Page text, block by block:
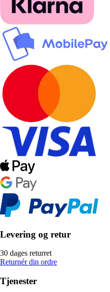
Levering og retur
30 dages returret
Returnér din ordre
Tjenester